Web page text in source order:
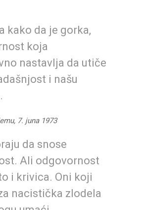
kako da je gorka,
koja
nastavlja da utiče
i našu
7. juna 1973
da snose
Ali odgovornost
i krivica. Oni koji
nacistička zlodela